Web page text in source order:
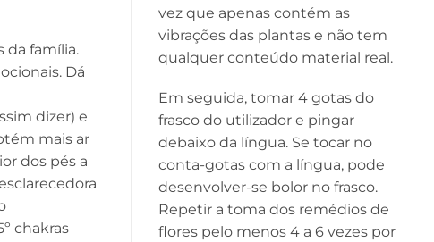
da família.
Dá
dizer) e
mais ar
dos pés a
chakras
vez que apenas contém as
vibrações das plantas e não tem
qualquer conteúdo material real.
Em seguida, tomar 4 gotas do
frasco do utilizador e pingar
debaixo da língua. Se tocar no
conta-gotas com a língua, pode
desenvolver-se bolor no frasco.
Repetir a toma dos remédios de
flores pelo menos 4 a 6 vezes por